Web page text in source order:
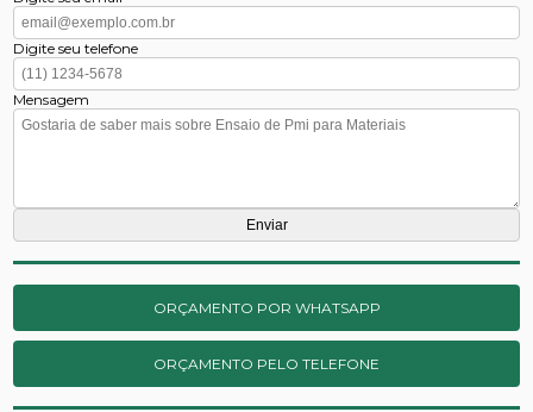
Digite seu telefone
Mensagem
ORÇAMENTO POR WHATSAPP
ORÇAMENTO PELO TELEFONE